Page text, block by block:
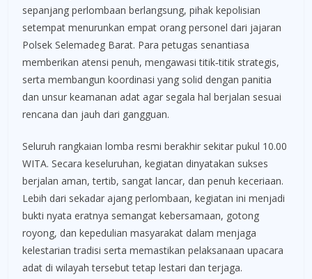
sepanjang perlombaan berlangsung, pihak kepolisian
setempat menurunkan empat orang personel dari jajaran
Polsek Selemadeg Barat. Para petugas senantiasa
memberikan atensi penuh, mengawasi titik‑titik strategis,
serta membangun koordinasi yang solid dengan panitia
dan unsur keamanan adat agar segala hal berjalan sesuai
rencana dan jauh dari gangguan.
Seluruh rangkaian lomba resmi berakhir sekitar pukul 10.00
WITA. Secara keseluruhan, kegiatan dinyatakan sukses
berjalan aman, tertib, sangat lancar, dan penuh keceriaan.
Lebih dari sekadar ajang perlombaan, kegiatan ini menjadi
bukti nyata eratnya semangat kebersamaan, gotong
royong, dan kepedulian masyarakat dalam menjaga
kelestarian tradisi serta memastikan pelaksanaan upacara
adat di wilayah tersebut tetap lestari dan terjaga.